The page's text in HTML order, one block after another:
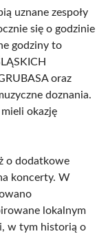
uznane zespoły
się o godzinie
godziny to
oraz
doznania.
okazję
o dodatkowe
koncerty. W
lokalnym
w tym historią o